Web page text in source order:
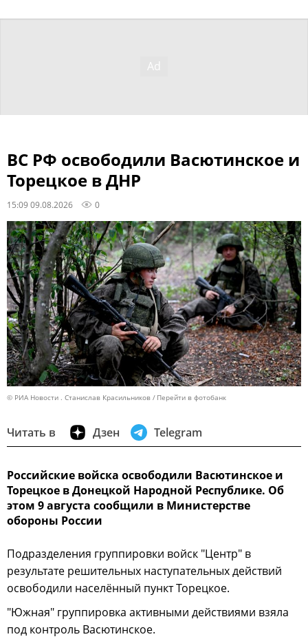
ВС РФ освободили Васютинское и
Торецкое в ДНР
15:09 09.08.2026 0
© РИА Новости . Станислав Красильников Перейти в фотобанк
Читать в Дзен Telegram
Российские войска освободили Васютинское и
Торецкое в Донецкой Народной Республике. Об
этом 9 августа сообщили в Министерстве
обороны России
Подразделения группировки войск "Центр" в
результате решительных наступательных действий
освободили населённый пункт Торецкое.
"Южная" группировка активными действиями взяла
под контроль Васютинское.